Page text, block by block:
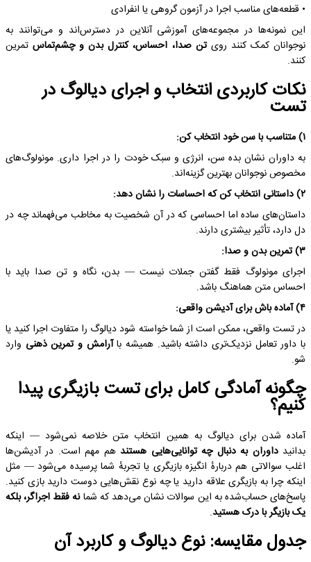
• قطعه‌های مناسب اجرا در آزمون گروهی یا انفرادی
این نمونه‌ها در مجموعه‌های آموزشی آنلاین در دسترس‌اند و می‌توانند به
نوجوانان کمک کنند رویتن صدا، احساس، کنترل بدن و چشم‌تماستمرین
کنند.
نکات کاربردی انتخاب و اجرای دیالوگ در
تست
۱) متناسب با سن خود انتخاب کن:
به داوران نشان بده سن، انرژی و سبک خودت را در اجرا داری. مونولوگ‌های
مخصوص نوجوانان بهترین گزینه‌اند.
۲) داستانی انتخاب کن که احساسات را نشان دهد:
داستان‌های ساده اما احساسی که در آن شخصیت به مخاطب می‌فهماند چه در
دل دارد، تأثیر بیشتری دارند.
۳) تمرین بدن و صدا:
اجرای مونولوگ فقط گفتن جملات نیست — بدن، نگاه و تن صدا باید با
احساس متن هماهنگ باشد.
۴) آماده باش برای آدیشن واقعی:
در تست واقعی، ممکن است از شما خواسته شود دیالوگ را متفاوت اجرا کنید یا
با داور تعامل نزدیک‌تری داشته باشید. همیشه باآرامش و تمرین ذهنی وارد
شو.
چگونه آمادگی کامل برای تست بازیگری پیدا
کنیم؟
آماده شدن برای دیالوگ به همین انتخاب متن خلاصه نمی‌شود — اینکه
بدانیدداوران به دنبال چه توانایی‌هایی هستندهم مهم است. در آدیشن‌ها
اغلب سوالاتی هم دربارهٔ انگیزه بازیگری یا تجربهٔ شما پرسیده می‌شود — مثل
اینکه چرا به بازیگری علاقه دارید یا چه نوع نقش‌هایی دوست دارید بازی کنید.
پاسخ‌های حساب‌شده به این سوالات نشان می‌دهد که شمانه فقط اجراگر، بلکه
یک بازیگر با درک هستید.
جدول مقایسه: نوع دیالوگ و کاربرد آن